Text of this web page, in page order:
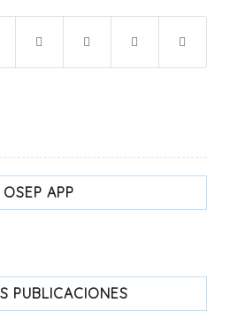
OSEP APP
PUBLICACIONES